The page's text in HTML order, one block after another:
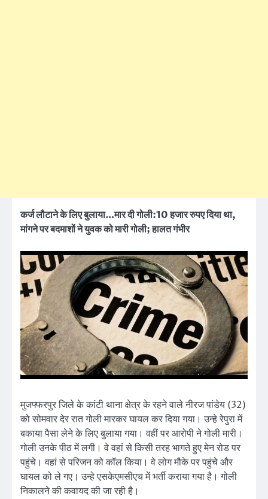
कर्ज लौटाने के लिए बुलाया…मार दी गोली:10 हजार रुपए दिया था,
मांगने पर बदमाशों ने युवक को मारी गोली; हालत गंभीर
मुजफ्फरपुर जिले के कांटी थाना क्षेत्र के रहने वाले नीरज पांडेय (32)
को सोमवार देर रात गोली मारकर घायल कर दिया गया। उन्हे रेपुरा में
बकाया पैसा लेने के लिए बुलाया गया। वहीं पर आरोपी ने गोली मारी।
गोली उनके पीठ में लगी। वे वहां से किसी तरह भागते हुए मेन रोड पर
पहुंचे। वहां से परिजन को कॉल किया। वे लोग मौके पर पहुंचे और
घायल को ले गए। उन्हे एसकेएमसीएच में भर्ती कराया गया है। गोली
निकालने की कवायद की जा रही है।